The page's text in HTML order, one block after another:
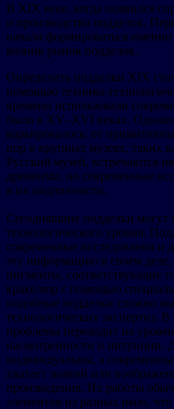
В XIX веке, когда появился
и производство подделок.
начали формироваться именно
возник рынок подделок.
Определить подделки XIX
помощью технико-
времени использовали
было в XV–XVI веках. Однако
варьировалось: от
пор в крупных музеях, таких
Русский музей, встречаются
древними, но современные
в их подлинности.
Сегодняшние подделки могут
технологического уровня.
современные исследования и
эту информацию в своем деле,
пигменты, соответствующие
кракелюр с помощью
подобные подделки сложно
технологических экспертиз.
проблемы переходит на
насмотренности и интуиции.
индивидуальны, а
хватает знаний или
произведения. Их работы
элементов из разных икон,